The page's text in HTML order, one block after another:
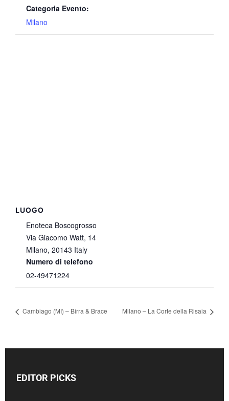
Categoria Evento:
Milano
LUOGO
Enoteca Boscogrosso
Via Giacomo Watt, 14
Milano, 20143 Italy
Numero di telefono
02-49471224
Cambiago (MI) – Birra & Brace Milano – La Corte della Risaia
EDITOR PICKS